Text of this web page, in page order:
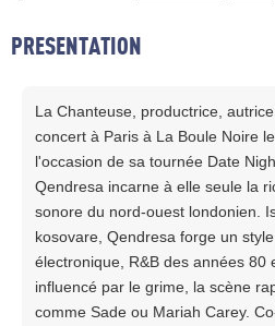
PRESENTATION
La Chanteuse, productrice,
concert à Paris à La Boule Noire
l'occasion de sa tournée Date
Qendresa incarne à elle seule la
sonore du nord-ouest londonien.
kosovare, Qendresa forge un
électronique, R&B des années 80
influencé par le grime, la scène
comme Sade ou Mariah Carey.